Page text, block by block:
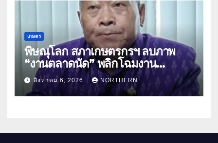
เกษตร
พิษณุโลก สภาเกษตรกรฯ ลบภาพ
“งานตลาดนัด” พลิกโฉมงาน
“เกษตรรุ่งเรืองเมืองสองแคว 69” มุ่ง
ประโยชน์เกษตรกร ดึงนวัตกรรม-จับ
คู่ธุรกิจดันสินค้าเกษตรสู่สากล (คลิป)
สิงหาคม 6, 2026 NORTHERN